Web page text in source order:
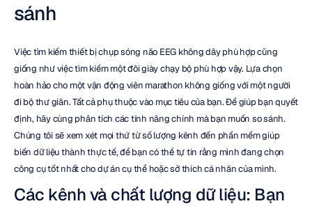
sánh
Việc tìm kiếm thiết bị chụp sóng não EEG không dây phù hợp cũng
giống như việc tìm kiếm một đôi giày chạy bộ phù hợp vậy. Lựa chọn
hoàn hảo cho một vận động viên marathon không giống với một người
đi bộ thư giãn. Tất cả phụ thuộc vào mục tiêu của bạn. Để giúp bạn quyết
định, hãy cùng phân tích các tính năng chính mà bạn muốn so sánh.
Chúng tôi sẽ xem xét mọi thứ từ số lượng kênh đến phần mềm giúp
biến dữ liệu thành thực tế, để bạn có thể tự tin rằng mình đang chọn
công cụ tốt nhất cho dự án cụ thể hoặc sở thích cá nhân của mình.
Các kênh và chất lượng dữ liệu: Bạn